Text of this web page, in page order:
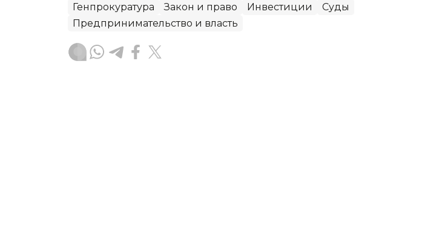
Генпрокуратура Закон и право Инвестиции
Суды
Предпринимательство и власть